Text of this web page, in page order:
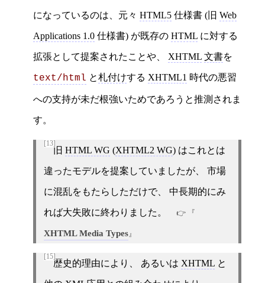
になっているのは、元々 HTML5 仕様書 (旧 Web
Applications 1.0 仕様書) が既存の HTML に対する
拡張として提案されたことや、 XHTML 文書を
text/html と札付けする XHTML1 時代の悪習
への支持が未だ根強いためであろうと推測されま
す。
[13]
旧 HTML WG (XHTML2 WG) はこれとは
違ったモデルを提案していましたが、 市場
に混乱をもたらしただけで、 中長期的にみ
れば大失敗に終わりました。
XHTML Media Types
[15]
歴史的理由により、 あるいは XHTMLと